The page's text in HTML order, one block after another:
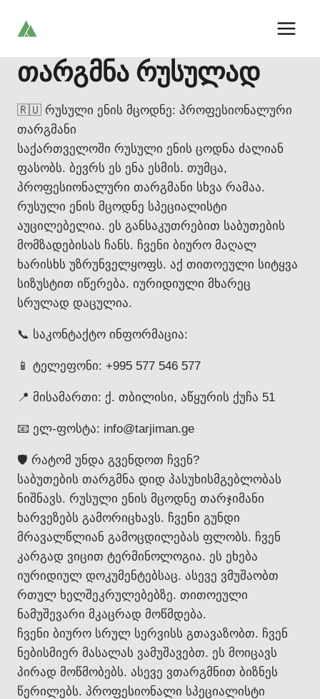
თარგმნა რუსულად
🇷🇺 რუსული ენის მცოდნე: პროფესიონალური
თარგმანი
საქართველოში რუსული ენის ცოდნა ძალიან
ფასობს. ბევრს ეს ენა ესმის. თუმცა,
პროფესიონალური თარგმანი სხვა რამაა.
რუსული ენის მცოდნე სპეციალისტი
აუცილებელია. ეს განსაკუთრებით საბუთების
მომზადებისას ჩანს. ჩვენი ბიურო მაღალ
ხარისხს უზრუნველყოფს. აქ თითოეული სიტყვა
სიზუსტით იწერება. იურიდიული მხარეც
სრულად დაცულია.
📞 საკონტაქტო ინფორმაცია:
📱 ტელეფონი: +995 577 546 577
📍 მისამართი: ქ. თბილისი, აწყურის ქუჩა 51
📧 ელ-ფოსტა: info@tarjiman.ge
🛡️ რატომ უნდა გვენდოთ ჩვენ?
საბუთების თარგმნა დიდ პასუხისმგებლობას
ნიშნავს. რუსული ენის მცოდნე თარჯიმანი
ხარვეზებს გამორიცხავს. ჩვენი გუნდი
მრავალწლიან გამოცდილებას ფლობს. ჩვენ
კარგად ვიცით ტერმინოლოგია. ეს ეხება
იურიდიულ დოკუმენტებსაც. ასევე ვმუშაობთ
რთულ ხელშეკრულებებზე. თითოეული
ნამუშევარი მკაცრად მოწმდება.
ჩვენი ბიურო სრულ სერვისს გთავაზობთ. ჩვენ
ნებისმიერ მასალას ვამუშავებთ. ეს მოიცავს
პირად მოწმობებს. ასევე ვთარგმნით ბიზნეს
წერილებს. პროფესიონალი სპეციალისტი